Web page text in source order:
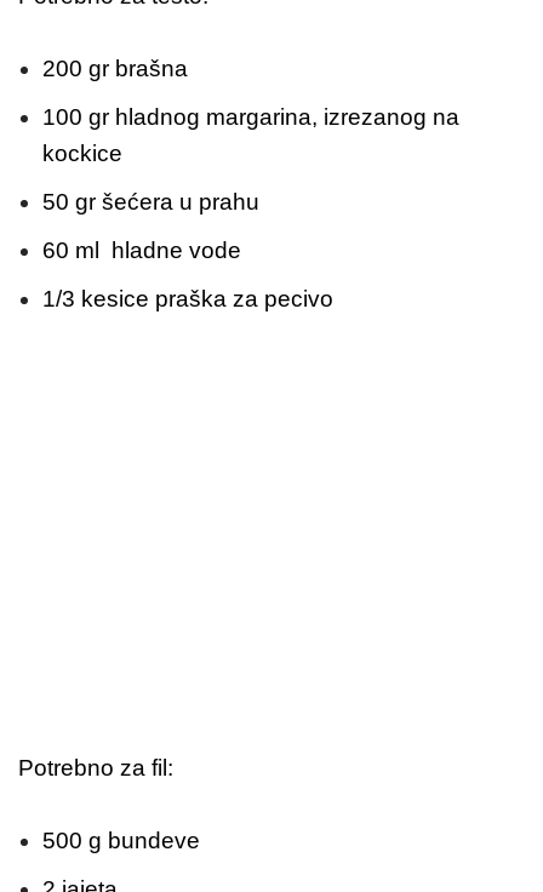
200 gr brašna
100 gr hladnog margarina, izrezanog na
kockice
50 gr šećera u prahu
60 ml hladne vode
1/3 kesice praška za pecivo
Potrebno za fil:
500 g bundeve